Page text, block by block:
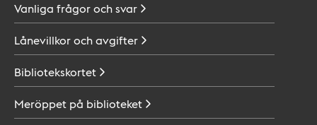
Vanliga frågor ochsvar
Lånevillkor ochavgifter
Bibliotekskortet
Meröppet på biblioteket